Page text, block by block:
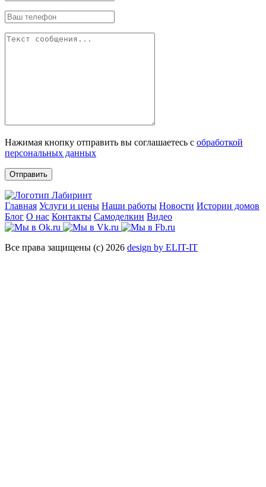
Нажимая кнопку отправить вы соглашаетесь с обработкой
персональных данных
Отправить
Главная Услуги и цены Наши работы Новости Истории домов
Блог О нас Контакты Самоделкин Видео
Все права защищены (с) 2026 design by ELIT-IT